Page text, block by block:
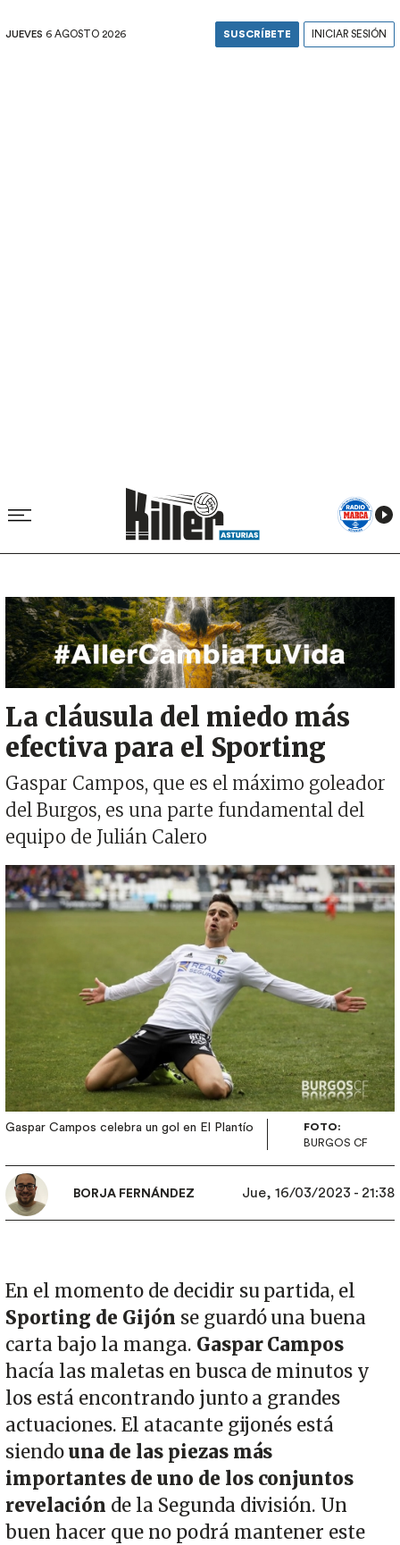
JUEVES 6 AGOSTO 2026 SUSCRÍBETE INICIAR SESIÓN
Image
La cláusula del miedo más
efectiva para el Sporting
Gaspar Campos, que es el máximo goleador
del Burgos, es una parte fundamental del
equipo de Julián Calero
Imagen
Gaspar Campos celebra un gol en El Plantío
FOTO:
BURGOS CF
BORJA FERNÁNDEZ Jue, 16/03/2023 - 21:38
En el momento de decidir su partida, el
Sporting de Gijón se guardó una buena
carta bajo la manga. Gaspar Campos
hacía las maletas en busca de minutos y
los está encontrando junto a grandes
actuaciones. El atacante gijonés está
siendouna de las piezas más
importantes de uno de los conjuntos
revelación de la Segunda división. Un
buen hacer que no podrá mantener este